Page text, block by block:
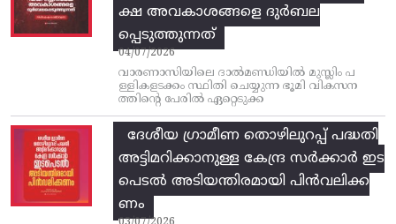
ക്ഷ അവകാശങ്ങളെ ദുർബല
പ്പെടുത്തുന്നത്
04/07/2026
വാരണാസിയിലെ ദാൽമണ്ഡിയിൽ മുസ്ലിം പ
ള്ളികളടക്കം സ്ഥിതി ചെയ്യുന്ന ഭൂമി വികസന
ത്തിന്റെ പേരിൽ ഏറ്റെടുക്ക
ദേശീയ ഗ്രാമീണ തൊഴിലുറപ്പ്‌ പദ്ധതി
അട്ടിമറിക്കാനുള്ള കേന്ദ്ര സര്‍ക്കാര്‍ ഇട
പെടല്‍ അടിയന്തിരമായി പിന്‍വലിക്ക
ണം